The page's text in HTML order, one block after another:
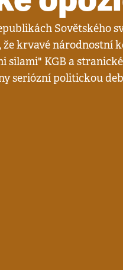
Sovětského
že krvavé národnostní
silami" KGB a
seriózní politickou